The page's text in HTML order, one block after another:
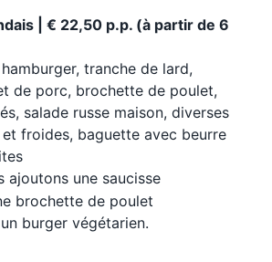
| € 22,50 p.p. (à partir de 6
tranche de lard,
de porc, brochette de poulet,
salade russe maison, diverses
et froides, baguette avec beurre
ajoutons une saucisse
brochette de poulet
burger végétarien.